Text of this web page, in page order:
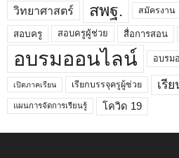
วิทยาศาสตร์ สพฐ. สมัครงาน
สอบครู สอบครูผู้ช่วย สื่อการสอน
อบรมออนไลน์ อบรม
เปิดภาคเรียน เรียกบรรจุครูผู้ช่วย เรี
แผนการจัดการเรียนรู้ โควิด 19